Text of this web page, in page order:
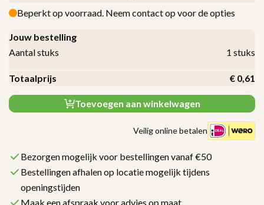
Beperkt op voorraad. Neem contact op voor de opties
Jouw bestelling
Aantal stuks
1 stuks
Totaalprijs € 0,61
Toevoegen aan winkelwagen
Veilig online betalen
Bezorgen mogelijk voor bestellingen vanaf €50
Bestellingen afhalen op locatie mogelijk tijdens
openingstijden
Maak een afspraak voor advies op maat